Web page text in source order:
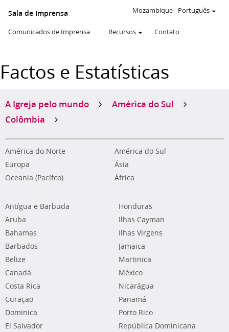
Sala de Imprensa
Comunicados de Imprensa Recursos Contato
Mozambique- Português
Factos e Estatísticas
A Igreja pelo mundo
América do Sul
Colômbia
América do Norte
América do Sul
Europa
Ásia
Oceania (Pacífco)
África
Antígua e Barbuda
Aruba
Bahamas
Barbados
Belize
Canadá
Costa Rica
Curaçao
Dominica
El Salvador
Honduras
Ilhas Cayman
Ilhas Virgens
Jamaica
Martinica
México
Nicarágua
Panamá
Porto Rico
República Dominicana